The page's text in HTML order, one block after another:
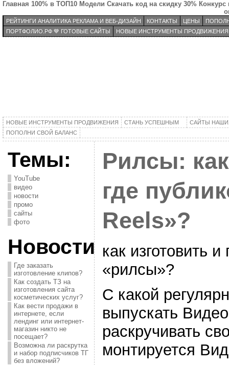
Главная 100% в ТОП10 Модели Скачать код на скидку 30% Конкурс
РЕЙТИНГИ АНАЛИТИКА РЕКЛАМА И ВЕБ-ДИЗАЙН КОНТАКТЫ ЦЕНЫ
ПОРТФОЛИО.РФ 💙 ГОТОВЫЕ САЙТЫ
НОВЫЕ ИНСТРУМЕНТЫ ПРОДВИЖЕНИЯ
НОВЫЕ ИНСТРУМЕНТЫ ПРОДВИЖЕНИЯ СТАНЬ УСПЕШНЫМ
САЙТЫ
ПОПОЛНИ СВОЙ БАЛАНС
Темы:
YouTube
видео
новости
промо
сайты
фото
Новости
Где заказать
изготовление клипов?
Как создать ТЗ на
изготовления сайта
косметических услуг?
Как вести продажи в
интернете, если
лендинг или интернет-
магазин никто не
посещает?
Возможна ли раскрутка
и набор подписчиков ТГ
без вложений?
Рилсы:
где
Reels»?
как изготовить
«рилсы»?
С какой
выпускать
раскручивать
монтируется